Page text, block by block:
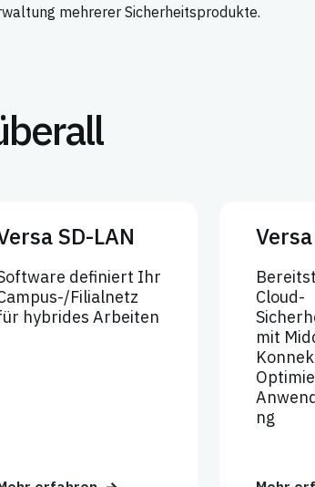
mehrerer Sicherheitsprodukte.
SD-LAN
definiert Ihr
Filialnetz
hybrides Arbeiten
Cloud-
mit
ng